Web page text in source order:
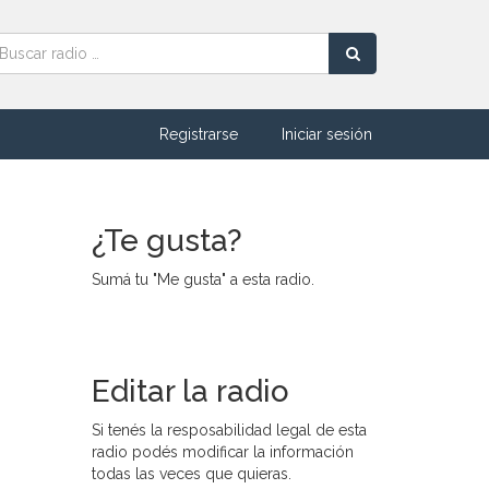
Registrarse Iniciar sesión
¿Te gusta?
Sumá tu "Me gusta" a esta radio.
Editar la radio
Si tenés la resposabilidad legal de esta
radio podés modificar la información
todas las veces que quieras.